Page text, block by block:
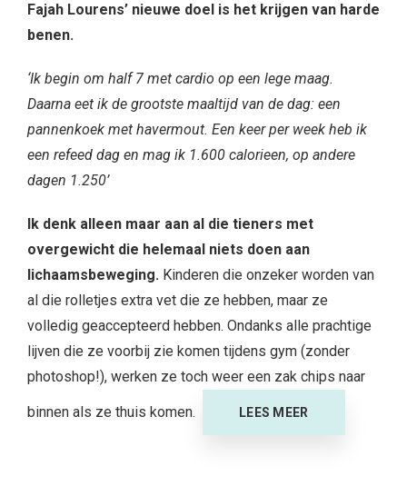
Fajah Lourens’ nieuwe doel is het krijgen van harde
benen.
‘Ik begin om half 7 met cardio op een lege maag.
Daarna eet ik de grootste maaltijd van de dag: een
pannenkoek met havermout. Een keer per week heb ik
een refeed dag en mag ik 1.600 calorieen, op andere
dagen 1.250’
Ik denk alleen maar aan al die tieners met
overgewicht die helemaal niets doen aan
lichaamsbeweging. Kinderen die onzeker worden van
al die rolletjes extra vet die ze hebben, maar ze
volledig geaccepteerd hebben. Ondanks alle prachtige
lijven die ze voorbij zie komen tijdens gym (zonder
photoshop!), werken ze toch weer een zak chips naar
binnen als ze thuis komen. LEES MEER